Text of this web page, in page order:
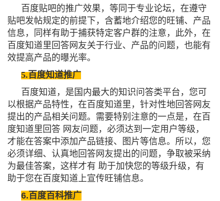
百度贴吧的推广效果，等同于专业论坛，在遵守
贴吧发帖规定的前提下，含蓄地介绍您的旺铺、产品
信息，同样有助于捕获特定客户群的注意，此外，在
百度知道里回答网友关于行业、产品的问题，也能有
效提高产品的曝光率。
5.百度知道推广
百度知道，是国内最大的知识问答类平台，您可
以根据产品特性，在百度知道里，针对性地回答网友
提出的产品相关问题。需要特别注意的一点是，在百
度知道里回答 网友问题，必须达到一定用户等级，
才能在答案中添加产品链接、图片等信息。所以，您
必须详细、认真地回答网友提出的问题，争取被采纳
为最佳答案，这样才有 助于加快您的等级升级，有
助于您在百度知道上宣传旺铺信息。
6. 百度百科推广